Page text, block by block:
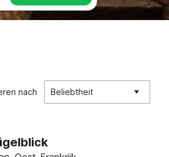
nach Beliebtheit